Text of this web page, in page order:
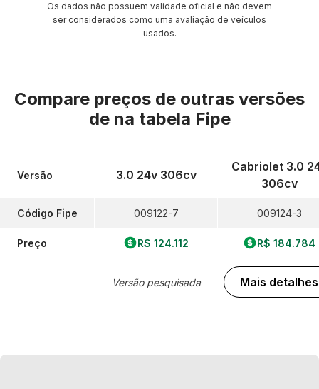
Os dados não possuem validade oficial e não devem
ser considerados como uma avaliação de veículos
usados.
Compare preços de outras versões
de na tabela Fipe
Versão
Código Fipe
Preço
3.0 24v 306cv
009122-7
R$ 124.112
Versão pesquisada
Cabriolet 3.0
306cv
009124-3
R$ 184.784
Mais detalhes